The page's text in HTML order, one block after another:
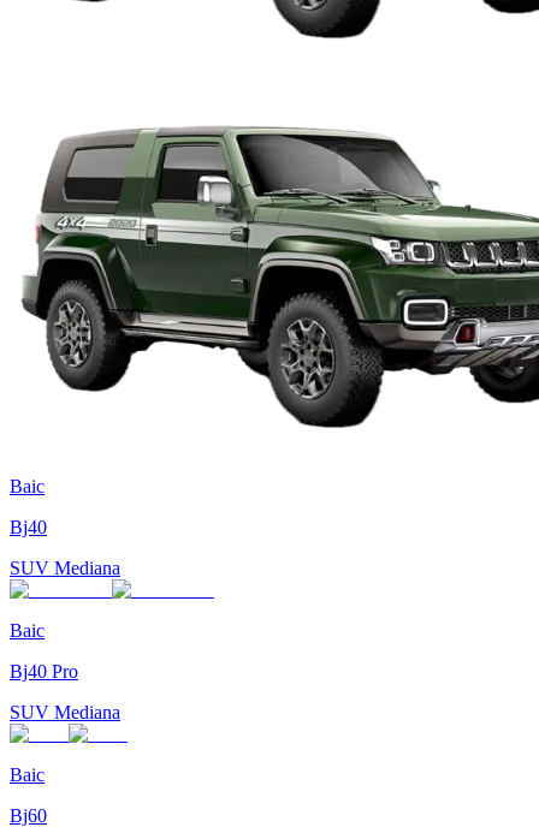
Baic
Bj40
SUV Mediana
Baic
Bj40 Pro
SUV Mediana
Baic
Bj60